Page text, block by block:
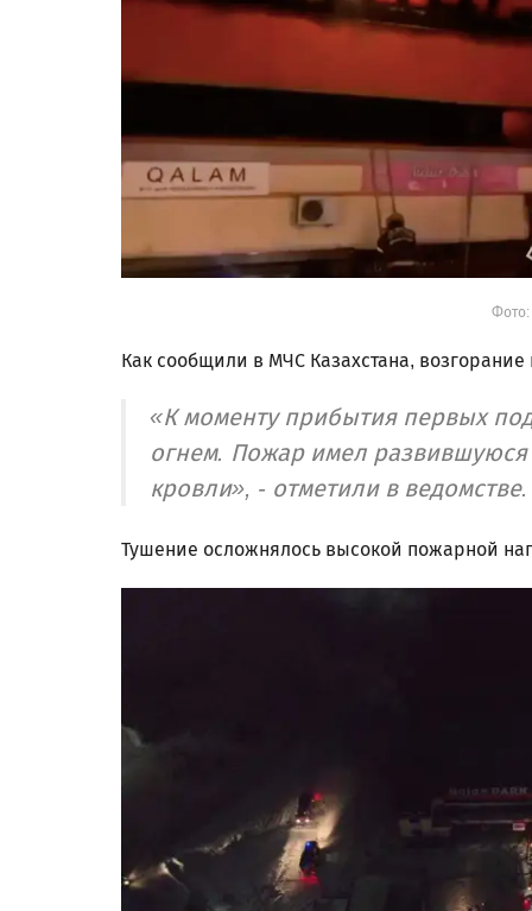
Фото:
Как сообщили в МЧС Казахстана,
«К моменту прибытия первых
огнем. Пожар имел
кровли», - отметили в ведомстве.
Тушение осложнялось высокой пожарной